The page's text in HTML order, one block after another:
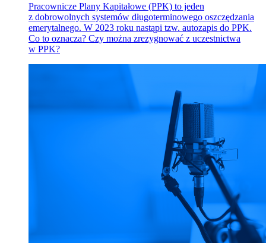
Pracownicze Plany Kapitałowe (PPK) to jeden
z dobrowolnych systemów długoterminowego oszczędzania
emerytalnego. W 2023 roku nastąpi tzw. autozapis do PPK.
Co to oznacza? Czy można zrezygnować z uczestnictwa
w PPK?